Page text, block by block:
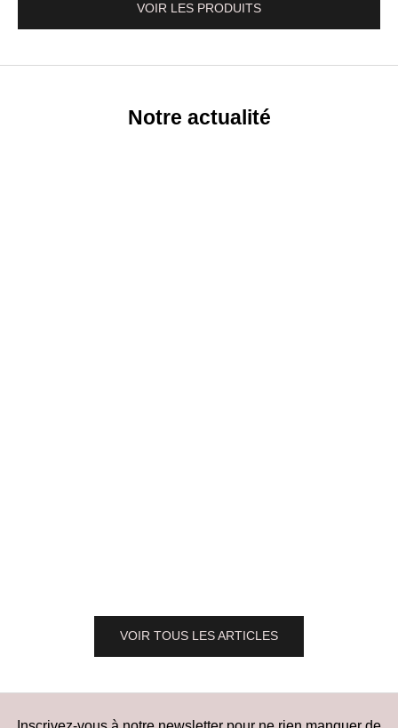
VOIR LES PRODUITS
Notre actualité
VOIR TOUS LES ARTICLES